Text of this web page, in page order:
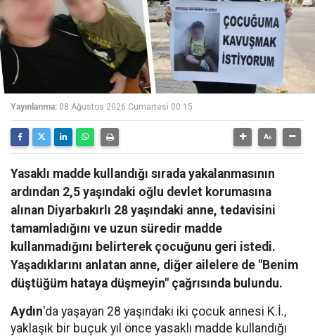
Yayınlanma: 08 Ağustos 2026 Cumartesi 00:15
Yasaklı madde kullandığı sırada yakalanmasının
ardından 2,5 yaşındaki oğlu devlet korumasına
alınan Diyarbakırlı 28 yaşındaki anne, tedavisini
tamamladığını ve uzun süredir madde
kullanmadığını belirterek çocuğunu geri istedi.
Yaşadıklarını anlatan anne, diğer ailelere de "Benim
düştüğüm hataya düşmeyin" çağrısında bulundu.
Aydın'da yaşayan 28 yaşındaki iki çocuk annesi K.İ.,
yaklaşık bir buçuk yıl önce yasaklı madde kullandığı